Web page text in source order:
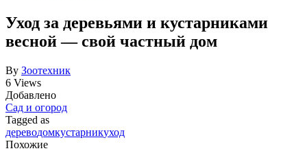
Уход за деревьями и кустарниками
весной — свой частный дом
By Зоотехник
6 Views
Добавлено
Сад и огород
Tagged as
дереводомкустарникуход
Похожие